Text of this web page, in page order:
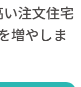
注文住宅
増やしま